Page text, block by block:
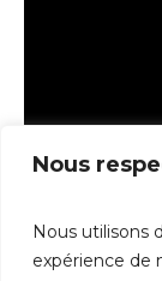
Nous
Nous utilisons
expérience de